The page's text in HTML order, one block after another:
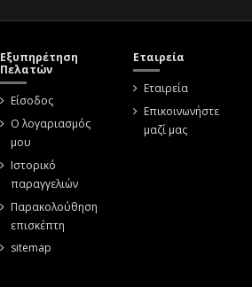
Εξυπηρέτηση
Πελατών
Είσοδος
Ο λογαριασμός
μου
Ιστορικό
παραγγελιών
Παρακολούθηση
επισκέπτη
sitemap
Εταιρεία
Εταιρεία
Επικοινωνήστε
μαζί μας